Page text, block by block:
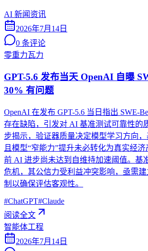
AI 新闻资讯
2026年7月14日
0 条评论
零重力瓦力
GPT-5.6 发布当天 OpenAI 自曝
30% 有问题
OpenAI 在发布 GPT-5.6 当日指出 SWE-
存在缺陷，引发对 AI 基准测试可靠性的
步揭示，验证器质量决定模型学习方向，
且模型“窄能力”提升未必转化为真实经济
前 AI 进步尚未达到自维持加速阈值。基
危机，其公信力受利益冲突影响，亟需
制以确保评估客观性。
#ChatGPT#Claude
阅读全文
智能体工程
2026年7月14日